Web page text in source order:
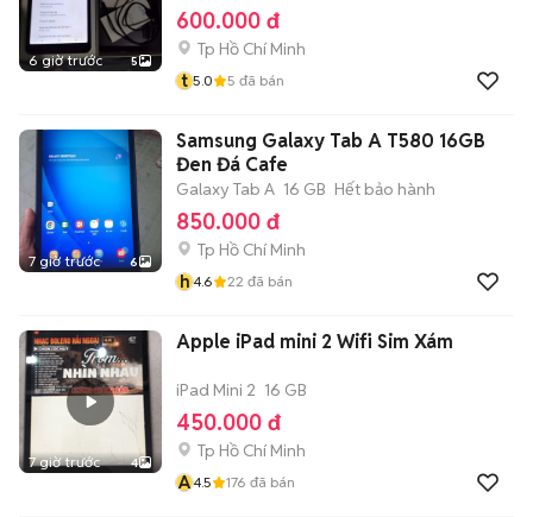
6 giờ trước 5
600.000 đ
Tp Hồ Chí Minh
t 5.0 5 đã bán
7 giờ trước 6
Samsung Galaxy Tab A T580 16GB
Đen Đá Cafe
Galaxy Tab A 16 GB Hết bảo hành
850.000 đ
Tp Hồ Chí Minh
h4.6 22 đã bán
7 giờ trước 4
Apple iPad mini 2 Wifi Sim Xám
iPad Mini 2 16 GB
450.000 đ
Tp Hồ Chí Minh
A4.5 176 đã bán